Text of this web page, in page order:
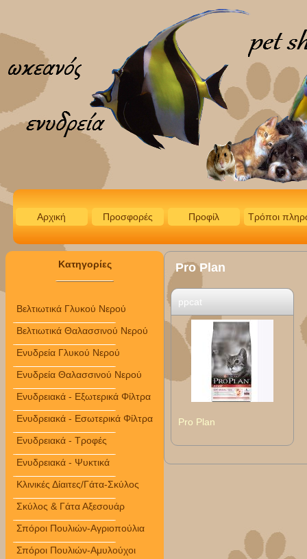
Αρχική Προσφορές Προφίλ Τρόποι
Κατηγορίες
Βελτιωτικά Γλυκού Νερού
Βελτιωτικά Θαλασσινού Νερού
Ενυδρεία Γλυκού Νερού
Ενυδρεία Θαλασσινού Νερού
Ενυδρειακά - Εξωτερικά Φίλτρα
Ενυδρειακά - Εσωτερικά Φίλτρα
Ενυδρειακά - Τροφές
Ενυδρειακά - Ψυκτικά
Κλινικές Δίαιτες/Γάτα-Σκύλος
Σκύλος & Γάτα Αξεσουάρ
Σπόροι Πουλιών-Αγριοπούλια
Σπόροι Πουλιών-Αμυλούχοι
Pro Plan
ppcat
Pro Plan